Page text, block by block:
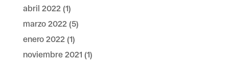
abril 2022 (1)
marzo 2022 (5)
enero 2022 (1)
noviembre 2021 (1)